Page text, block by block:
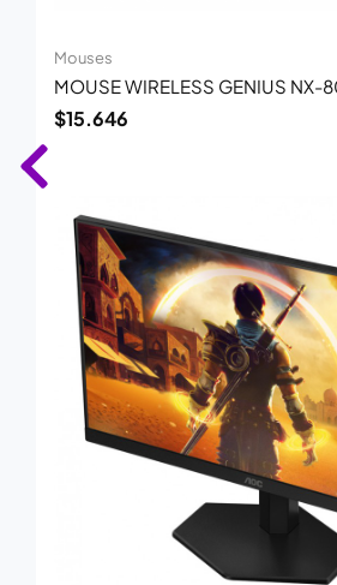
Mouses
MOUSE WIRELESS GENIUS NX-
$15.646